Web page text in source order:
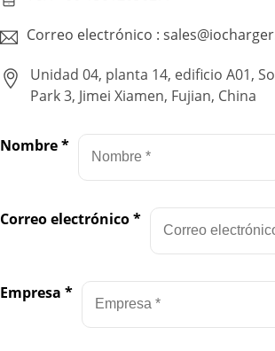
Correo electrónico :
Unidad 04, planta 14, edificio A01,
Park 3, Jimei Xiamen, Fujian, China
Nombre*
Correo electrónico*
Empresa *